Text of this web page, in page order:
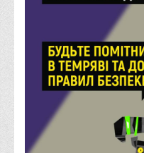
Етичний кодекс
IP дайджест для
власності
Система управління
Розклади, графіки
Розклад дзвінків
Розклад занять і сесій